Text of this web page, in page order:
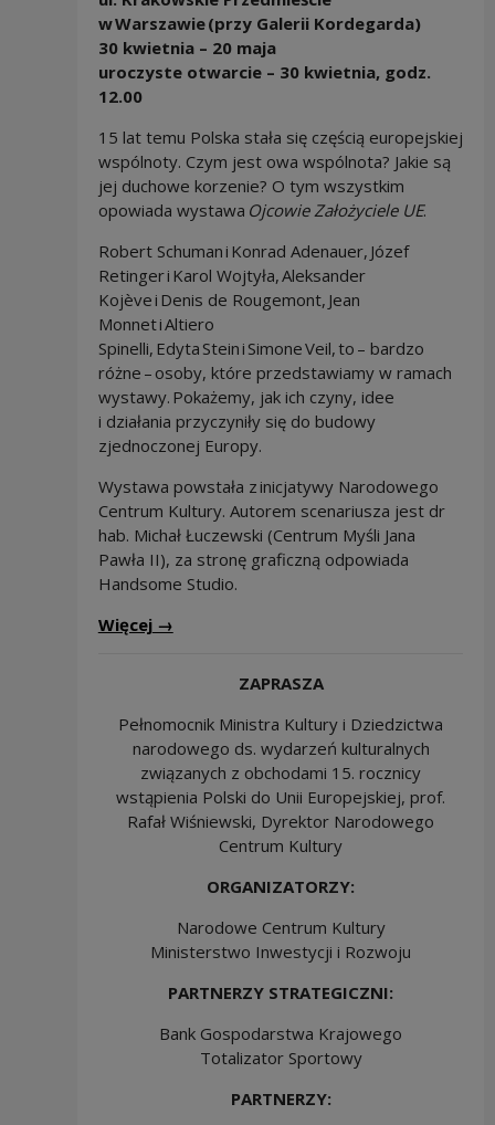
w Warszawie (przy Galerii Kordegarda)
30 kwietnia – 20 maja
uroczyste otwarcie – 30 kwietnia, godz.
12.00
15 lat temu Polska stała się częścią europejskiej
wspólnoty. Czym jest owa wspólnota? Jakie są
jej duchowe korzenie? O tym wszystkim
opowiada wystawa Ojcowie Założyciele UE.
Robert Schuman i Konrad Adenauer, Józef
Retinger i Karol Wojtyła, Aleksander
Kojève i Denis de Rougemont, Jean
Monnet i Altiero
Spinelli, Edyta Stein i Simone Veil, to – bardzo
różne – osoby, które przedstawiamy w ramach
wystawy. Pokażemy, jak ich czyny, idee
i działania przyczyniły się do budowy
zjednoczonej Europy.
Wystawa powstała z inicjatywy Narodowego
Centrum Kultury. Autorem scenariusza jest dr
hab. Michał Łuczewski (Centrum Myśli Jana
Pawła II), za stronę graficzną odpowiada
Handsome Studio.
Więcej→
ZAPRASZA
Pełnomocnik Ministra Kultury i Dziedzictwa
narodowego ds. wydarzeń kulturalnych
związanych z obchodami 15. rocznicy
wstąpienia Polski do Unii Europejskiej, prof.
Rafał Wiśniewski, Dyrektor Narodowego
Centrum Kultury
ORGANIZATORZY:
Narodowe Centrum Kultury
Ministerstwo Inwestycji i Rozwoju
PARTNERZY STRATEGICZNI:
Bank Gospodarstwa Krajowego
Totalizator Sportowy
PARTNERZY: